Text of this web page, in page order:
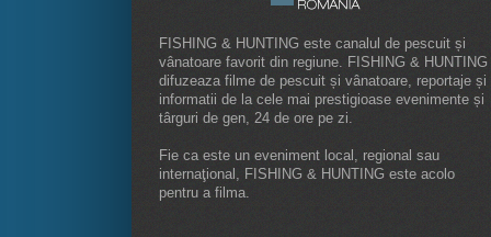
FISHING & HUNTING este canalul de pescuit și
vânatoare favorit din regiune. FISHING & HUNTING
difuzeaza filme de pescuit și vânatoare, reportaje și
informatii de la cele mai prestigioase evenimente și
târguri de gen, 24 de ore pe zi.
Fie ca este un eveniment local, regional sau
internaţional, FISHING & HUNTING este acolo
pentru a filma.